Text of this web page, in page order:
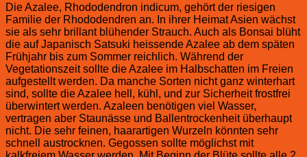
Die Azalee, Rhododendron indicum, gehört der riesigen
Familie der Rhododendren an. In ihrer Heimat Asien wächst
sie als sehr brillant blühender Strauch. Auch als Bonsai blüht
die auf Japanisch Satsuki heissende Azalee ab dem späten
Frühjahr bis zum Sommer reichlich. Während der
Vegetationszeit sollte die Azalee im Halbschatten im Freien
aufgestellt werden. Da manche Sorten nicht ganz winterhart
sind, sollte die Azalee hell, kühl, und zur Sicherheit frostfrei
überwintert werden. Azaleen benötigen viel Wasser,
vertragen aber Staunässe und Ballentrockenheit überhaupt
nicht. Die sehr feinen, haarartigen Wurzeln könnten sehr
schnell austrocknen. Gegossen sollte möglichst mit